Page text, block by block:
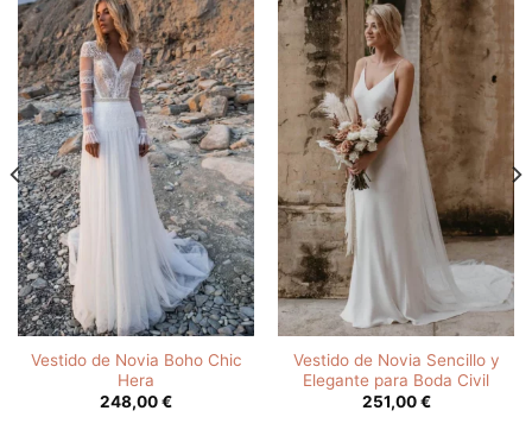
Vestido de Novia Boho Chic
Hera
248,00€
Vestido de Novia Sencillo y
Elegante para Boda Civil
251,00€